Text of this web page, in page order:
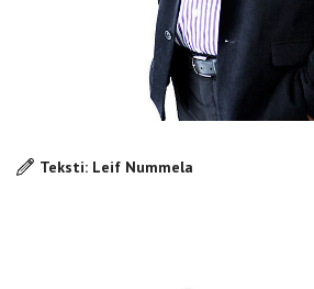
Teksti: Leif Nummela